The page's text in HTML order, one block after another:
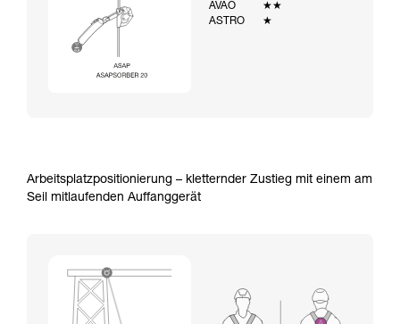
AVAO
★★
ASTRO
★
Arbeitsplatzpositionierung – kletternder Zustieg mit einem am
Seil mitlaufenden Auffanggerät